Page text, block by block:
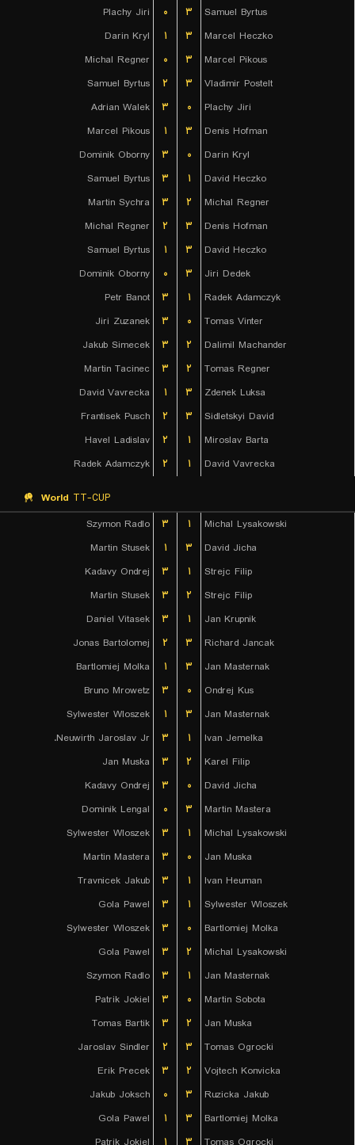
Plachy Jiri
۰ ۳
Samuel Byrtus
Darin Kryl
۱ ۳
Marcel Heczko
Michal Regner
۰ ۳
Marcel Pikous
Samuel Byrtus
۲ ۳
Vladimir Postelt
Adrian Walek
۳ ۰
Plachy Jiri
Marcel Pikous
۱ ۳
Denis Hofman
Dominik Oborny
۳ ۰
Darin Kryl
Samuel Byrtus
۳ ۱
David Heczko
Martin Sychra
۳ ۲
Michal Regner
Michal Regner
۲ ۳
Denis Hofman
Samuel Byrtus
۱ ۳
David Heczko
Dominik Oborny
۰ ۳
Jiri Dedek
Petr Banot
۳ ۱
Radek Adamczyk
Jiri Zuzanek
۳ ۰
Tomas Vinter
Jakub Simecek
۳ ۲
Dalimil Machander
Martin Tacinec
۳ ۲
Tomas Regner
David Vavrecka
۱ ۳
Zdenek Luksa
Frantisek Pusch
۲ ۳
Sidletskyi David
Havel Ladislav
۲ ۱
Miroslav Barta
Radek Adamczyk
۲ ۱ David Vavrecka
World TT-CUP
Szymon Radlo
۳ ۱
Michal Lysakowski
Martin Stusek
۱ ۳
David Jicha
Kadavy Ondrej
۳ ۱
Strejc Filip
Martin Stusek
۳ ۲
Strejc Filip
Daniel Vitasek
۳ ۱
Jan Krupnik
Jonas Bartolomej
۲ ۳
Richard Jancak
Bartlomiej Molka
۱ ۳
Jan Masternak
Bruno Mrowetz
۳ ۰
Ondrej Kus
Sylwester Wloszek
۱ ۳
Jan Masternak
Neuwirth Jaroslav Jr.
۳ ۱
Ivan Jemelka
Jan Muska
۳ ۲
Karel Filip
Kadavy Ondrej
۳ ۰
David Jicha
Dominik Lengal
۰ ۳
Martin Mastera
Sylwester Wloszek
۳ ۱
Michal Lysakowski
Martin Mastera
۳ ۰
Jan Muska
Travnicek Jakub
۳ ۱
Ivan Heuman
Gola Pawel
۳ ۱
Sylwester Wloszek
Sylwester Wloszek
۳ ۰
Bartlomiej Molka
Gola Pawel
۳ ۲
Michal Lysakowski
Szymon Radlo
۳ ۱
Jan Masternak
Patrik Jokiel
۳ ۰
Martin Sobota
Tomas Bartik
۳ ۲
Jan Muska
Jaroslav Sindler
۲ ۳
Tomas Ogrocki
Erik Precek
۳ ۲
Vojtech Konvicka
Jakub Joksch
۰ ۳
Ruzicka Jakub
Gola Pawel
۱ ۳
Bartlomiej Molka